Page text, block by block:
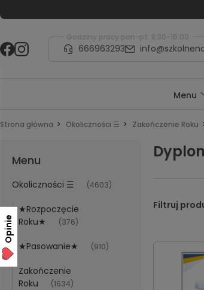
Godziny pracy pon-pt: 8:30-16:00
666963293
Menu
Strona główna Okoliczności ☰ Zakończenie Roku
Menu
Okoliczności ☰ (4603)
★Rozpoczęcie
Roku★
(376)
★Pasowanie★ (910)
Zakończenie
Roku
(1634)
Opinie